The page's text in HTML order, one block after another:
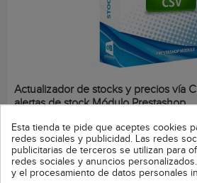
Actualizador de stocks y precios vía
alertas de stock Módulo Prestashop
Precio
59,99 €
Permite actualizar el stock y precios de
masiva y automática a través de
una URL, un FTP o un...
Esta tienda te pide que aceptes cookies
redes sociales y publicidad. Las redes
publicitarias de terceros se utilizan para
redes sociales y anuncios
y el procesamiento de datos personales